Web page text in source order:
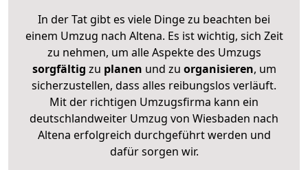
In der Tat gibt es viele Dinge zu beachten bei
einem Umzug nach Altena. Es ist wichtig, sich Zeit
zu nehmen, um alle Aspekte des Umzugs
sorgfältig zu planen und zu organisieren, um
sicherzustellen, dass alles reibungslos verläuft.
Mit der richtigen Umzugsfirma kann ein
deutschlandweiter Umzug von Wiesbaden nach
Altena erfolgreich durchgeführt werden und
dafür sorgen wir.